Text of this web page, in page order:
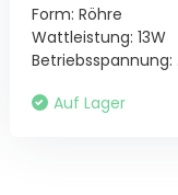
Form: Röhre
Wattleistung: 13W
Betriebsspannung:
Auf Lager